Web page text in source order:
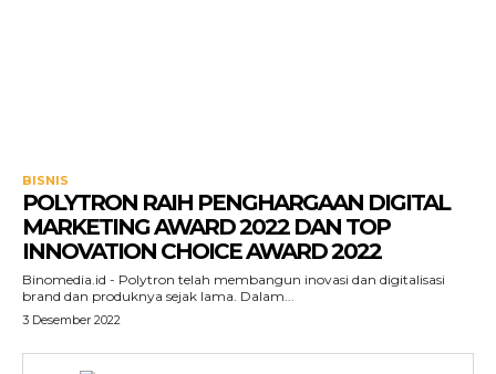
BISNIS
POLYTRON RAIH PENGHARGAAN DIGITAL
MARKETING AWARD 2022 DAN TOP
INNOVATION CHOICE AWARD 2022
Binomedia.id - Polytron telah membangun inovasi dan digitalisasi
brand dan produknya sejak lama. Dalam...
3 Desember 2022